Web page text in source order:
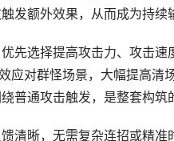
发额外效果，从而成为持续
先选择提高攻击力、攻击
应对群怪场景，大幅提高
普通攻击触发，是整套构筑
清晰，无需复杂连招或精